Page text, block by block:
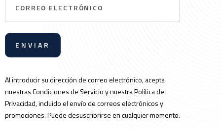
electrónico
Al introducir su dirección de correo electrónico, acepta
nuestras Condiciones de Servicio y nuestra Política de
Privacidad, incluido el envío de correos electrónicos y
promociones. Puede desuscribrirse en cualquier momento.